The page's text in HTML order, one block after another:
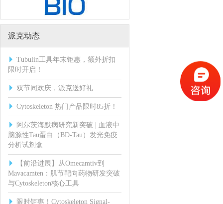
派克动态
Tubulin工具年末钜惠，额外折扣
限时开启！
双节同欢庆，派克送好礼
Cytoskeleton 热门产品限时85折！
阿尔茨海默病研究新突破 | 血液中
脑源性Tau蛋白（BD-Tau）发光免疫
分析试剂盒
【前沿进展】从Omecamtiv到
Mavacamten：肌节靶向药物研发突破
与Cytoskeleton核心工具
限时钜惠！Cytoskeleton Signal-